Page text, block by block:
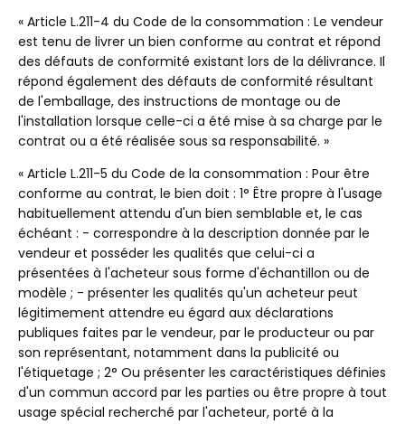
« Article L.211-4 du Code de la consommation : Le vendeur
est tenu de livrer un bien conforme au contrat et répond
des défauts de conformité existant lors de la délivrance. Il
répond également des défauts de conformité résultant
de l'emballage, des instructions de montage ou de
l'installation lorsque celle-ci a été mise à sa charge par le
contrat ou a été réalisée sous sa responsabilité. »
« Article L.211-5 du Code de la consommation : Pour être
conforme au contrat, le bien doit : 1° Être propre à l'usage
habituellement attendu d'un bien semblable et, le cas
échéant : - correspondre à la description donnée par le
vendeur et posséder les qualités que celui-ci a
présentées à l'acheteur sous forme d'échantillon ou de
modèle ; - présenter les qualités qu'un acheteur peut
légitimement attendre eu égard aux déclarations
publiques faites par le vendeur, par le producteur ou par
son représentant, notamment dans la publicité ou
l'étiquetage ; 2° Ou présenter les caractéristiques définies
d'un commun accord par les parties ou être propre à tout
usage spécial recherché par l'acheteur, porté à la